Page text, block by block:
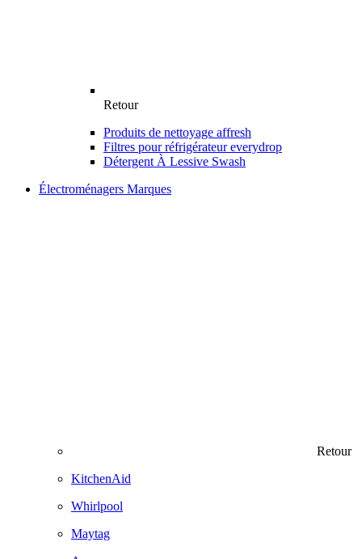
Retour
Produits de nettoyage affresh
Filtres pour réfrigérateur everydrop
Détergent À Lessive Swash
Électroménagers Marques
Retour
KitchenAid
Whirlpool
Maytag